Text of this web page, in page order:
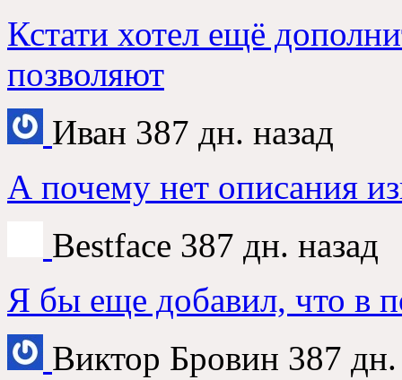
Кстати хотел ещё
позволяют
Иван 387 дн. назад
А почему нет описания
Bestface 387 дн. назад
Я бы еще добавил, что в
Виктор Бровин 387 дн.